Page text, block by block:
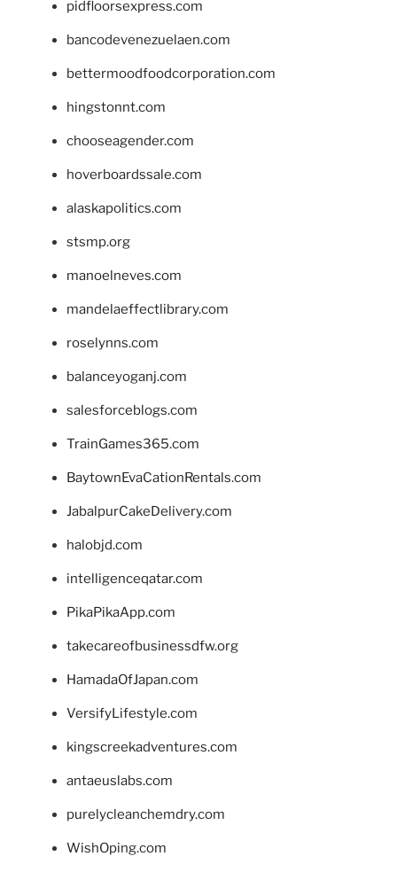
pidfloorsexpress.com
bancodevenezuelaen.com
bettermoodfoodcorporation.com
hingstonnt.com
chooseagender.com
hoverboardssale.com
alaskapolitics.com
stsmp.org
manoelneves.com
mandelaeffectlibrary.com
roselynns.com
balanceyoganj.com
salesforceblogs.com
TrainGames365.com
BaytownEvaCationRentals.com
JabalpurCakeDelivery.com
halobjd.com
intelligenceqatar.com
PikaPikaApp.com
takecareofbusinessdfw.org
HamadaOfJapan.com
VersifyLifestyle.com
kingscreekadventures.com
antaeuslabs.com
purelycleanchemdry.com
WishOping.com